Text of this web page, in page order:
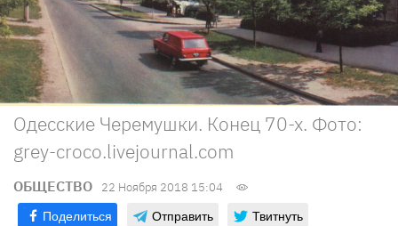
Одесские Черемушки. Конец 70-х. Фото:
grey-croco.livejournal.com
ОБЩЕСТВО 22 Ноября 2018 15:04
Поделиться Отправить Твитнуть